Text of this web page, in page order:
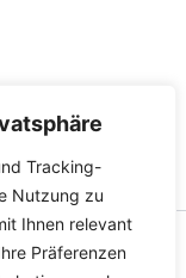
Tracking-
Nutzung zu
Ihnen relevant
Präferenzen
Ersatzteile